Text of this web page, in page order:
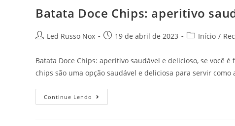
Batata Doce Chips: aperitivo
Led Russo Nox 19 de abril de 2023 Início /
Batata Doce Chips: aperitivo saudável e delicioso, se você
chips são uma opção saudável e deliciosa para servir como
Continue Lendo